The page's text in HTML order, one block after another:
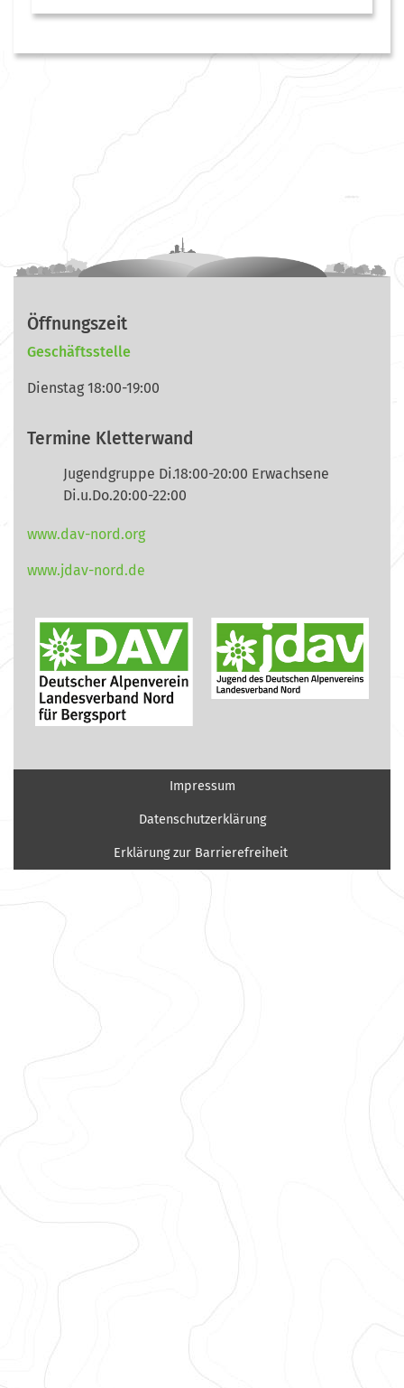
Öffnungszeit
Geschäftsstelle
Dienstag 18:00-19:00
Termine Kletterwand
Jugendgruppe Di.18:00-20:00 Erwachsene
Di.u.Do.20:00-22:00
www.dav-nord.org
www.jdav-nord.de
Impressum
Datenschutzerklärung
Erklärung zur Barrierefreiheit